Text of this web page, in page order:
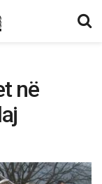
në